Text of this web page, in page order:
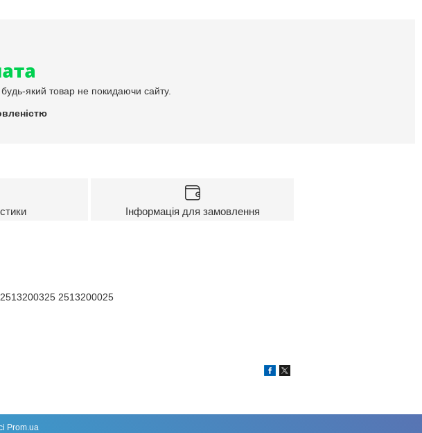
який товар не покидаючи сайту.
Інформація для замовлення
2513200025
Prom.ua